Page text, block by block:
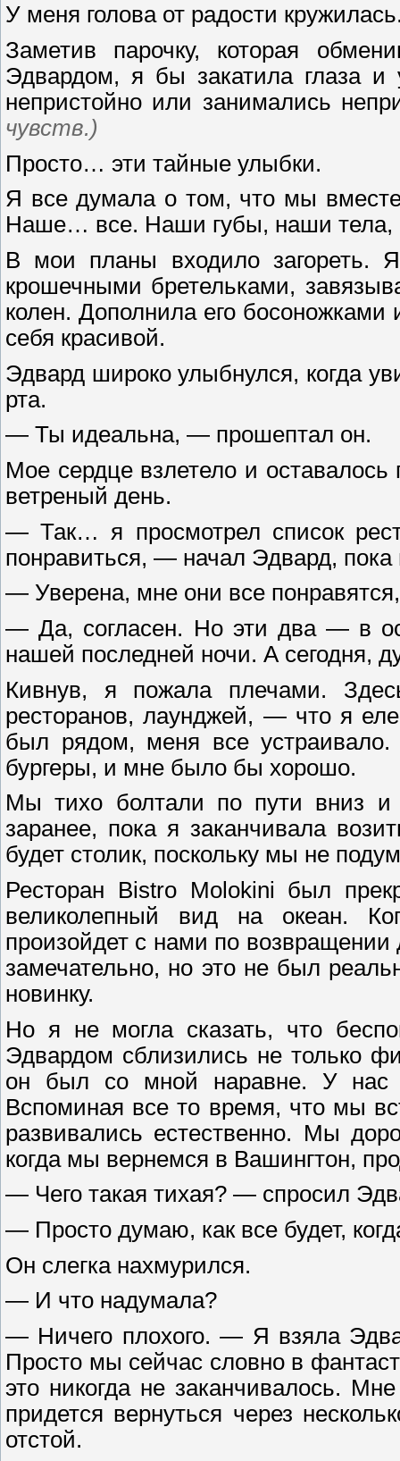
У меня голова от радости
Заметив парочку, которая
Эдвардом, я бы закатила глаза
непристойно или занимались
чувств.)
Просто… эти тайные улыбки.
Я все думала о том, что мы
Наше… все. Наши губы, наши
В мои планы входило
крошечными бретельками,
колен. Дополнила его босоножками
себя красивой.
Эдвард широко улыбнулся, когда
рта.
— Ты идеальна, — прошептал он.
Мое сердце взлетело и
ветреный день.
— Так… я просмотрел список
понравиться, — начал Эдвард,
— Уверена, мне они все
— Да, согласен. Но эти два — в
нашей последней ночи. А сегодня,
Кивнув, я пожала плечами.
ресторанов, лаунджей, — что я
был рядом, меня все
бургеры, и мне было бы хорошо.
Мы тихо болтали по пути вниз и
заранее, пока я заканчивала
будет столик, поскольку мы не
Ресторан Bistro Molokini был
великолепный вид на океан.
произойдет с нами по
замечательно, но это не был
новинку.
Но я не могла сказать, что
Эдвардом сблизились не только
он был со мной наравне. У нас
Вспоминая все то время, что мы
развивались естественно. Мы
когда мы вернемся в Вашингтон,
— Чего такая тихая? — спросил
— Просто думаю, как все будет,
Он слегка нахмурился.
— И что надумала?
— Ничего плохого. — Я взяла
Просто мы сейчас словно в
это никогда не заканчивалось.
придется вернуться через
отстой.